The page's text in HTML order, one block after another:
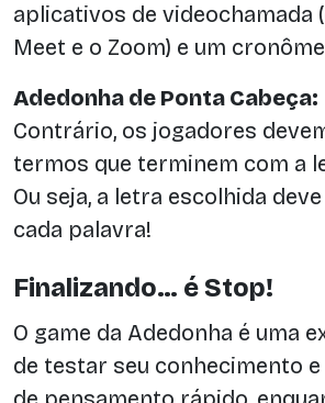
aplicativos de videochamada
Meet e o Zoom) e um
Adedonha de Ponta Cabeça:
Contrário, os jogadores
termos que terminem com a
Ou seja, a letra escolhida
cada palavra!
Finalizando… é Stop!
O game da Adedonha é uma
de testar seu conhecimento